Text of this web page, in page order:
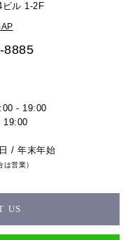
ビル 1-2F
8885
- 19:00
19:00
/ 年末年始
営業）
US